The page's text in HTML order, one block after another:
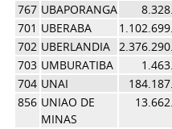
767 UBAPORANGA
701 UBERABA
702 UBERLANDIA
703 UMBURATIBA
704 UNAI
856 UNIAO DE
MINAS